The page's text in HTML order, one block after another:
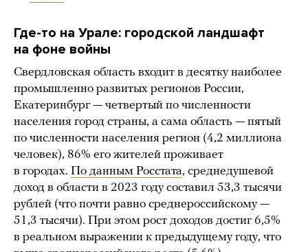
Где-то на Урале: городской ландшафт
на фоне войны
Свердловская область входит в десятку наиболее
промышленно развитых регионов России,
Екатеринбург — четвертый по численности
населения город страны, а сама область — пятый
по численности населения регион (4,2 миллиона
человек), 86% его жителей проживает
в городах. По данным Росстата, среднедушевой
доход в области в 2023 году составил 53,3 тысячи
рублей (что почти равно среднероссийскому —
51,3 тысячи). При этом рост доходов достиг 6,5%
в реальном выражении к предыдущему году, что